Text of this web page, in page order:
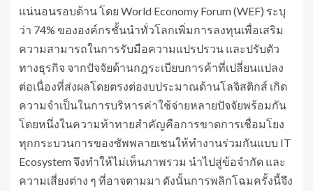
แน่นอนรอบด้าน โดย World Economy Forum (WEF) ระบุ
ว่า 74% ขององค์กรชั้นนำทั่วโลกเพิ่มการลงทุนเพื่อเสริม
ความสามารถในการรับมือความแปรปรวน และปรับตัว
ทางธุรกิจ จากปัจจัยด้านกฎระเบียบการค้าที่เปลี่ยนแปลง
ต่อเนื่องที่ส่งผลโดยตรงต่องบประมาณด้านโลจิสติกส์ เกิด
ความจำเป็นในการบริหารค่าใช้จ่ายหลายปัจจัยพร้อมกัน
โดยหนึ่งในความท้าทายสำคัญคือการขาดการเชื่อมโยง
ทุกกระบวนการของซัพพลายเชนให้ทำงานร่วมกันแบบ IT
Ecosystem จึงทำให้ไม่เห็นภาพรวม นำไปสู่ข้อจำกัด และ
ความเสี่ยงต่าง ๆ ที่อาจตามมา ดังนั้นการพลิกโฉมครั้งนี้จึง